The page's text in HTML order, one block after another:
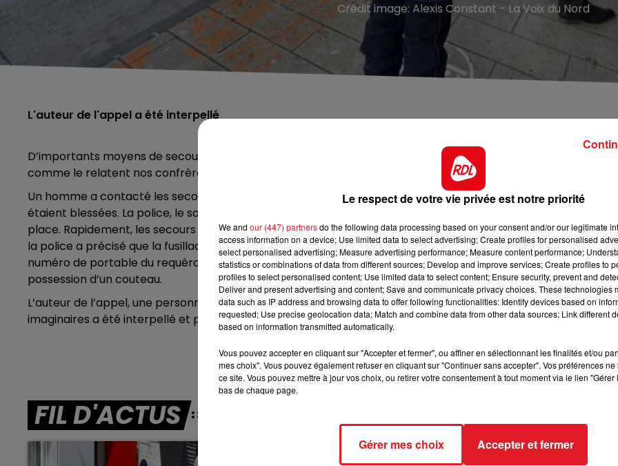
7h00 - 10h00
RDL WEEK-END
10h00 - 12h00
RDL WEEKEND
Crédit image: Alexis Constant - La Voix du Nord
L'auteur de l'appel a été interpellé
D’importants moyens de secours ont été déployés ce jeudi matin à Dunkerque, suite à une fusillade imaginaire,
comme le relatent nos confrères de
Un homme a contacté les secours, assurant qu’une fusillade était en cours dans un bus, et que deux personnes
étaient blessées. La police, le sous-préfet, le maire de la ville, le SMUR et les pompiers sont alors envoyés sur
place. Rapidement, les secours se rendent compte qu'il s'agit d'une fausse alerte: La personne qui a contacté
la police a précisé que la fusillade avait eu lieu dans le bus C4. Or, il ne passe pas place Jean-Bart. Avec le
numéro de portable du requérant, qui a composé le 17, les policiers l’ont rapidement identifié et interpellé, en
possession d’un couteau.
L’auteur de l’appel, une personne visiblement déséquilibrée, et qui a déjà déclenché les secours pour des faits
imaginaires a été interpellé et placé en garde à vue pour dénonciation de faits imaginaires et port d'une
FIL D'ACTUS
Le respect de votre vie privée est notre priorité
We and our (447) partnersdo the following data processing based on your consent and/or our legitimate
access information on a device; Use limited data to select advertising; Create profiles for personalised
select personalised advertising; Measure advertising performance; Measure content performance;
statistics or combinations of data from different sources; Develop and improve services; Create profiles to
profiles to select personalised content; Use limited data to select content; Ensure security, prevent and
Deliver and present advertising and content; Save and communicate privacy choices. These technologies
data such as IP address and browsing data to offer following functionalities: Identify devices based on
requested; Use precise geolocation data; Match and combine data from other data sources; Link different
based on information transmitted automatically.
Vous pouvez accepter en cliquant sur "Accepter et fermer", ou affiner en sélectionnant les finalités et/ou
mes choix". Vous pouvez également refuser en cliquant sur "Continuer sans accepter". Vos préférences
ce site. Vous pouvez mettre à jour vos choix, ou retirer votre consentement à tout moment via le lien
bas de chaque page.
Gérer mes choix Accepter et fermer